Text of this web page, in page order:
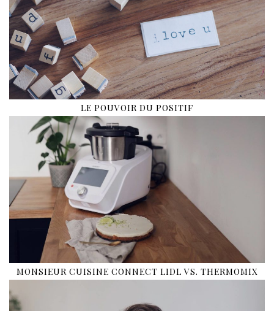
LE POUVOIR DU POSITIF
MONSIEUR CUISINE CONNECT LIDL VS. THERMOMIX